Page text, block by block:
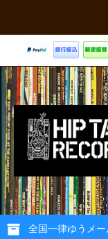
全国一律ゆうメ